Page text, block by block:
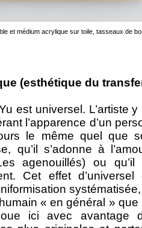
et médium acrylique sur toile, tasseaux de
(esthétique du
est universel. L’artiste y
l’apparence d’un
le même quel que
qu’il s’adonne à
agenouillés) ou qu’il
Cet effet d’universel
« en général » que
ici avec avantage